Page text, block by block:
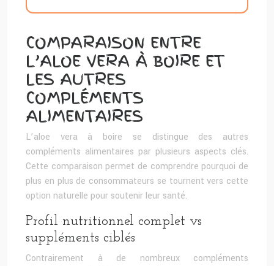
COMPARAISON ENTRE
L’ALOE VERA À BOIRE ET
LES AUTRES
COMPLÉMENTS
ALIMENTAIRES
L’aloe vera à boire se distingue des autres
compléments alimentaires par plusieurs aspects clés.
Cette comparaison permet de comprendre pourquoi de
plus en plus de consommateurs se tournent vers cette
option naturelle pour soutenir leur santé.
Profil nutritionnel complet vs
suppléments ciblés
Contrairement à de nombreux compléments